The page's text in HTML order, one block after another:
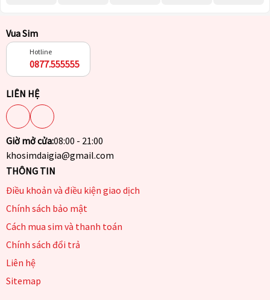
Vua Sim
Hotline
0877.555555
LIÊN HỆ
Giờ mở cửa:08:00 - 21:00
khosimdaigia@gmail.com
THÔNG TIN
Điều khoản và điều kiện giao dịch
Chính sách bảo mật
Cách mua sim và thanh toán
Chính sách đổi trả
Liên hệ
Sitemap